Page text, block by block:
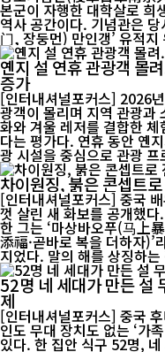
본군이 자행한 대학살로 희
역사 공간이다. 기념관은
门, 장둥먼) 만인갱’ 유적
옌지 설 연휴 관광객 몰
증가
[인터내셔널포커스] 2026
광객이 몰리며 지역 관광과
화와 겨울 레저를 결합한
다는 평가다. 연휴 동안 옌지시는 조선족 민속 체험과 공연, 겨울 관
광 시설을 중심으로 관광 프
차이원징, 붉은 콘셉트
[인터내셔널포커스] 중국
껏 살린 새 화보를 공개했
한 그는 ‘마상바오푸(马上
添福·곧바로 복을 더하자)’
지었다. 말의 해를 상징하
52명 네 세대가 만든 설
제
[인터내셔널포커스] 중국
인도 무대 장치도 없는 ‘가
있다. 한 집안 식구 52명,